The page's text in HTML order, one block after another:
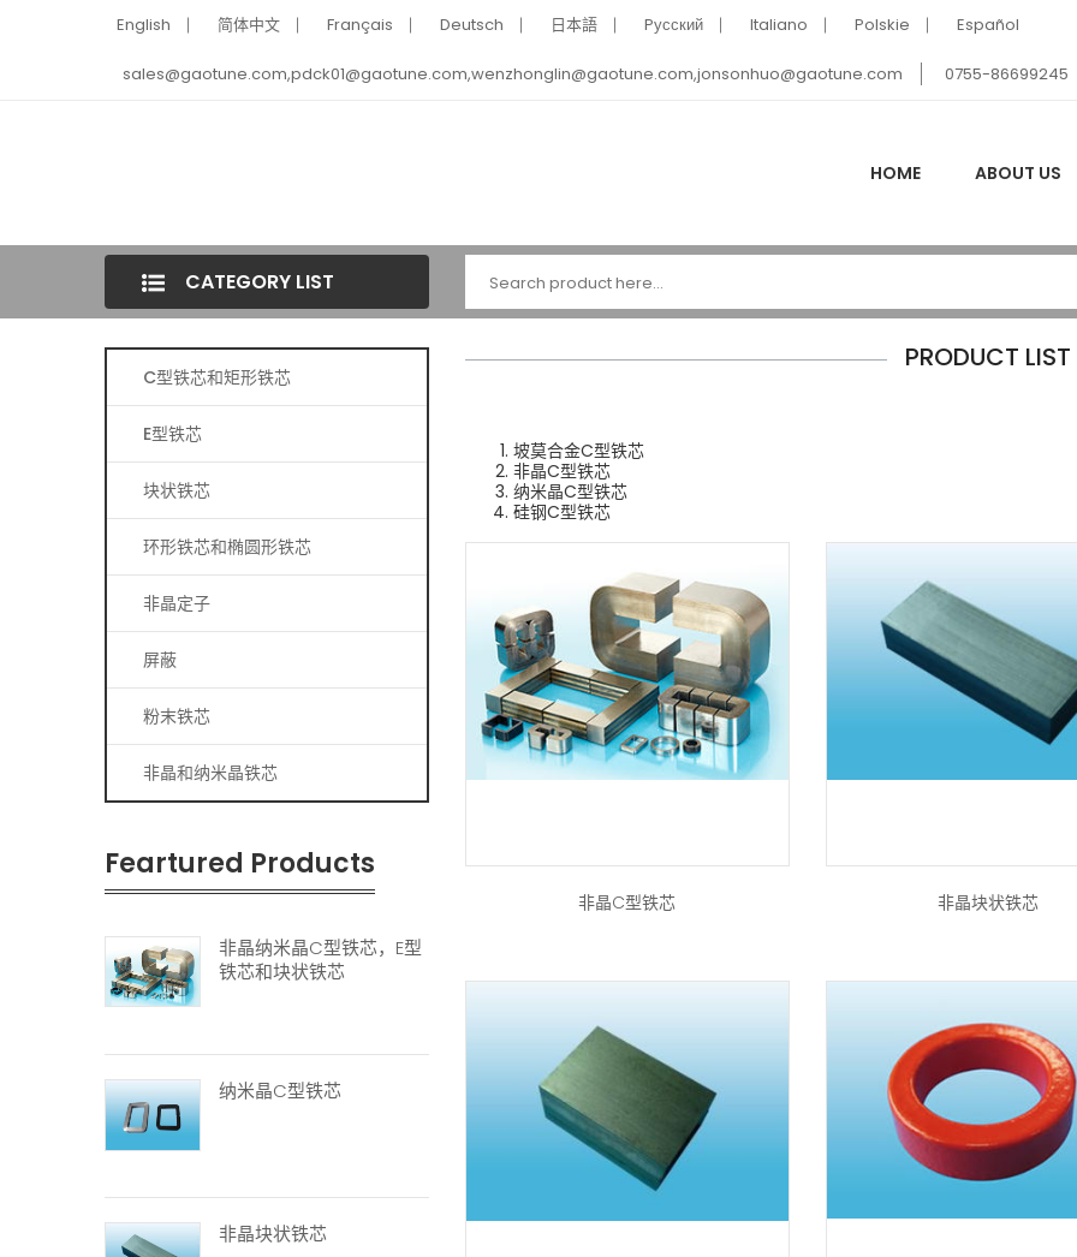
English 简体中文 Français Deutsch 日本語 Pусский Italiano Polskie Español
sales@gaotune.com,pdck01@gaotune.com,wenzhonglin@gaotune.com,jonsonhuo@gaotune.com 0755-86699245
HOME ABOUT US
CATEGORY LIST
C型铁芯和矩形铁芯
E型铁芯
块状铁芯
环形铁芯和椭圆形铁芯
非晶定子
屏蔽
粉末铁芯
非晶和纳米晶铁芯
Feartured Products
非晶纳米晶C型铁芯，E型
铁芯和块状铁芯
纳米晶C型铁芯
非晶块状铁芯
PRODUCT LIST
坡莫合金C型铁芯
非晶C型铁芯
纳米晶C型铁芯
硅钢C型铁芯
非晶C型铁芯 非晶块状铁芯